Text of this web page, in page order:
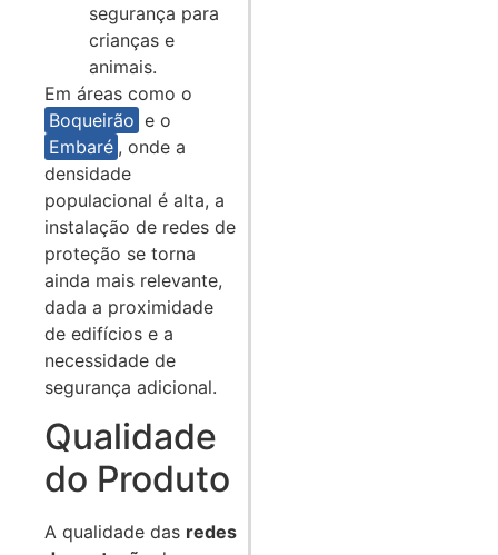
segurança para
crianças e
animais.
Em áreas como o
Boqueirão e o
Embaré , onde a
densidade
populacional é alta, a
instalação de redes de
proteção se torna
ainda mais relevante,
dada a proximidade
de edifícios e a
necessidade de
segurança adicional.
Qualidade
do Produto
A qualidade das redes